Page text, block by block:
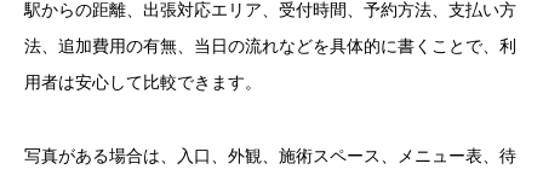
駅からの距離、出張対応エリア、受付時間、予約方法、支払い方
法、追加費用の有無、当日の流れなどを具体的に書くことで、利
用者は安心して比較できます。
写真がある場合は、入口、外観、施術スペース、メニュー表、待